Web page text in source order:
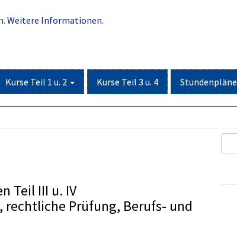
Weitere Informationen.
Kurse Teil 1 u. 2 Kurse Teil 3 u. 4 Stundenpläne
Teil III u. IV
Prüfung, Berufs- und